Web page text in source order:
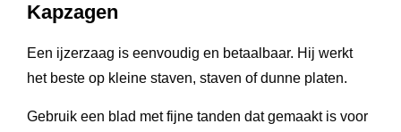
Kapzagen
Een ijzerzaag is eenvoudig en betaalbaar. Hij werkt
het beste op kleine staven, staven of dunne platen.
Gebruik een blad met fijne tanden dat gemaakt is voor